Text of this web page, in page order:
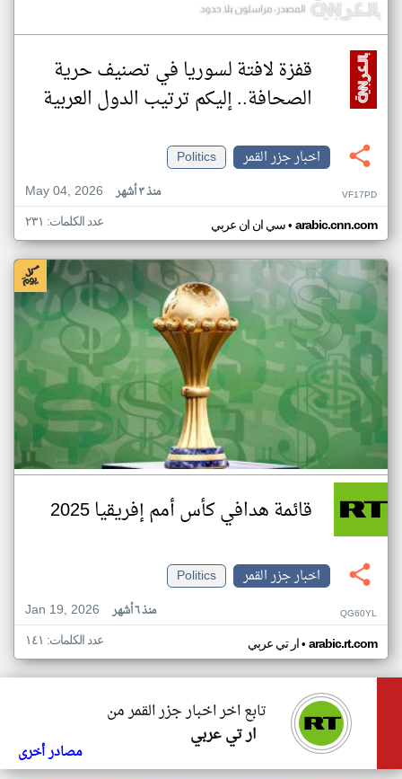
قفزة لافتة لسوريا في تصنيف حرية
الصحافة.. إليكم ترتيب الدول العربية
اخبار جزر القمر
Politics
May 04, 2026
منذ ٣ أشهر VF17PD
سي ان ان عربي• arabic.cnn.com عدد الكلمات: ٢٣١
قائمة هدافي كأس أمم إفريقيا 2025
اخبار جزر القمر
Politics
Jan 19, 2026
منذ ٦ أشهر QG60YL
ار تي عربي• arabic.rt.com عدد الكلمات: ١٤١
تابع اخر اخبار جزر القمر من
ار تي عربي
مصادر أخرى